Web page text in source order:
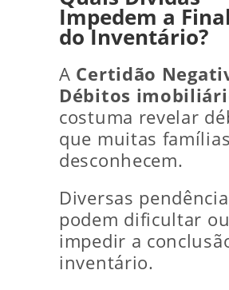
Impedem a
do Inventário?
A Certidão
Débitos
costuma revelar
que muitas famílias
desconhecem.
Diversas
podem dificultar ou
impedir a
inventário.